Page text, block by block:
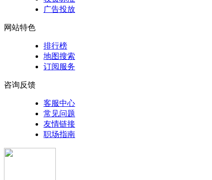
广告投放
网站特色
排行榜
地图搜索
订阅服务
咨询反馈
客服中心
常见问题
友情链接
职场指南